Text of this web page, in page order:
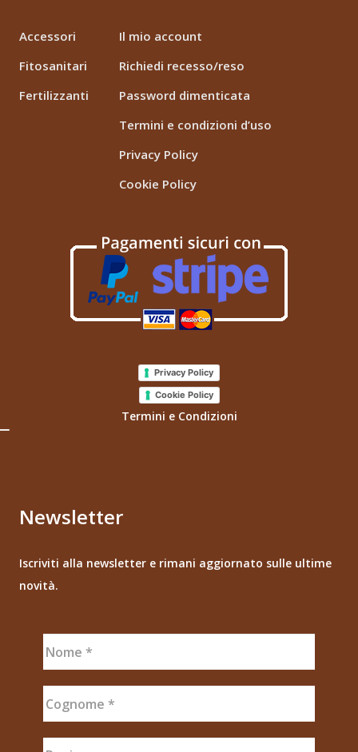
Accessori
Fitosanitari
Fertilizzanti
Il mio account
Richiedi recesso/reso
Password dimenticata
Termini e condizioni d’uso
Privacy Policy
Cookie Policy
Privacy Policy
Cookie Policy
Termini e Condizioni
Newsletter
Iscriviti alla newsletter e rimani aggiornato sulle ultime
novità.